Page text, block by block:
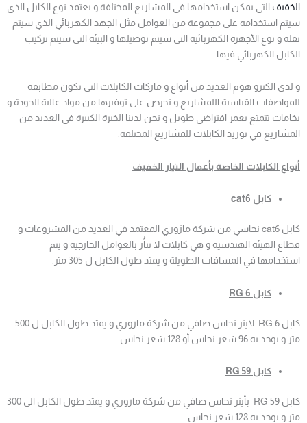
الخفيف التي يمكن استخدامها في المشاريع المختلفة و يعتمد نوع الكابل الذي
سيتم استخدامه على مجموعة من العوامل مثل الجهد الكهربائي الذي سيتم
نقله و نوع الأجهزة الكهربائية التى سيتم توصيلها و البيئة التى سيتم تركيب
الكابل الكهربائي فيها.
و لدى الكترو هوم العديد من أنواع و ماركات الكابلات التى تكون مطابقة
للمواصفات القياسية اللمشاريع و نحرص على توفيرها من مواد عالية الجودة و
بخامات تتمتع بعمر افتراضي طويل و نحن لدينا الخبرة الكبيرة في العديد من
المشاريع في توريد الكابلات للمشاريع المختلفة.
أنواع الكابلات الخاصة بأعمال التيار الخفيف
كابل cat6
كابل cat6 نحاسي من شركة مازوري المعتمد في العديد من المشروعات و
قطاع الهيئة الهندسية و هي كابلات لا تتأُر بالعوامل الخارجية و يتم
استخدامها في المسافات الطويلة و يمتد طول الكابل ل 305 متر.
كابل RG 6
كابل RG 6 لاينر نحاس صافي من شركة مازوري و يمتد طول الكابل ل 500
متر و يوجد به 96 شعر نحاس أو 128 شعر نحاس.
كابل RG 59
كابل RG 59 بأينر نحاس صافي من شركة مازوري و يمتد طول الكابل الى 300
متر و يوجد به 128 شعر نحاس.